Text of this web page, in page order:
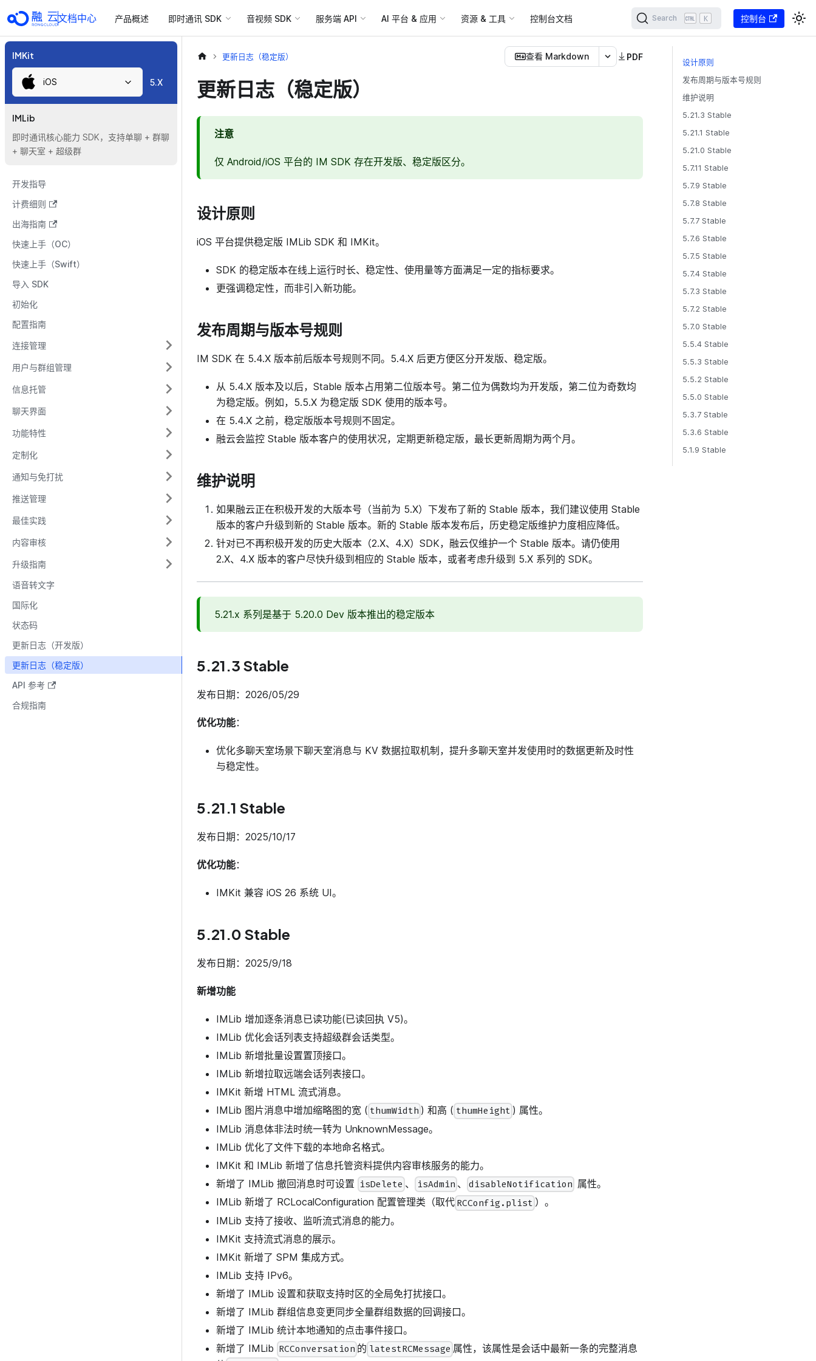
文档中心 产品概述 即时通讯 SDK 音视频 SDK 服务端 API AI 平台 & 应用 资源 & 工具 控制台文档 Search K 控制台
IMKit
iOS 5.X
IMLib
即时通讯核心能力 SDK，支持单聊 + 群聊
+ 聊天室 + 超级群
开发指导
计费细则
出海指南
快速上手（OC）
快速上手（Swift）
导入 SDK
初始化
配置指南
连接管理
用户与群组管理
信息托管
聊天界面
功能特性
定制化
通知与免打扰
推送管理
最佳实践
内容审核
升级指南
语音转文字
国际化
状态码
更新日志（开发版）
更新日志（稳定版）
API 参考
合规指南
更新日志（稳定版） 查看 Markdown PDF
更新日志（稳定版）
注意
仅 Android/iOS 平台的 IM SDK 存在开发版、稳定版区分。
设计原则
iOS 平台提供稳定版 IMLib SDK 和 IMKit。
SDK 的稳定版本在线上运行时长、稳定性、使用量等方面满足一定的指标要求。
更强调稳定性，而非引入新功能。
发布周期与版本号规则
IM SDK 在 5.4.X 版本前后版本号规则不同。5.4.X 后更方便区分开发版、稳定版。
从 5.4.X 版本及以后，Stable 版本占用第二位版本号。第二位为偶数均为开发版，第二位为奇数均
为稳定版。例如，5.5.X 为稳定版 SDK 使用的版本号。
在 5.4.X 之前，稳定版版本号规则不固定。
融云会监控 Stable 版本客户的使用状况，定期更新稳定版，最长更新周期为两个月。
维护说明
如果融云正在积极开发的大版本号（当前为 5.X）下发布了新的 Stable 版本，我们建议使用 Stable
版本的客户升级到新的 Stable 版本。新的 Stable 版本发布后，历史稳定版维护力度相应降低。
针对已不再积极开发的历史大版本（2.X、4.X）SDK，融云仅维护一个 Stable 版本。请仍使用
2.X、4.X 版本的客户尽快升级到相应的 Stable 版本，或者考虑升级到 5.X 系列的 SDK。
5.21.x 系列是基于 5.20.0 Dev 版本推出的稳定版本
5.21.3 Stable
发布日期：2026/05/29
优化功能：
优化多聊天室场景下聊天室消息与 KV 数据拉取机制，提升多聊天室并发使用时的数据更新及时性
与稳定性。
5.21.1 Stable
发布日期：2025/10/17
优化功能：
IMKit 兼容 iOS 26 系统 UI。
5.21.0 Stable
发布日期：2025/9/18
新增功能
IMLib 增加逐条消息已读功能(已读回执 V5)。
IMLib 优化会话列表支持超级群会话类型。
IMLib 新增批量设置置顶接口。
IMLib 新增拉取远端会话列表接口。
IMKit 新增 HTML 流式消息。
IMLib 图片消息中增加缩略图的宽 ( thumWidth ) 和高 ( thumHeight ) 属性。
IMLib 消息体非法时统一转为 UnknownMessage。
IMLib 优化了文件下载的本地命名格式。
IMKit 和 IMLib 新增了信息托管资料提供内容审核服务的能力。
新增了 IMLib 撤回消息时可设置 isDelete 、 isAdmin 、 disableNotification 属性。
IMLib 新增了 RCLocalConfiguration 配置管理类（取代 RCConfig.plist ）。
IMLib 支持了接收、监听流式消息的能力。
IMKit 支持流式消息的展示。
IMKit 新增了 SPM 集成方式。
IMLib 支持 IPv6。
新增了 IMLib 设置和获取支持时区的全局免打扰接口。
新增了 IMLib 群组信息变更同步全量群组数据的回调接口。
新增了 IMLib 统计本地通知的点击事件接口。
新增了 IMLib RCConversation 的 latestRCMessage 属性，该属性是会话中最新一条的完整消息
设计原则
发布周期与版本号规则
维护说明
5.21.3 Stable
5.21.1 Stable
5.21.0 Stable
5.7.11 Stable
5.7.9 Stable
5.7.8 Stable
5.7.7 Stable
5.7.6 Stable
5.7.5 Stable
5.7.4 Stable
5.7.3 Stable
5.7.2 Stable
5.7.0 Stable
5.5.4 Stable
5.5.3 Stable
5.5.2 Stable
5.5.0 Stable
5.3.7 Stable
5.3.6 Stable
5.1.9 Stable